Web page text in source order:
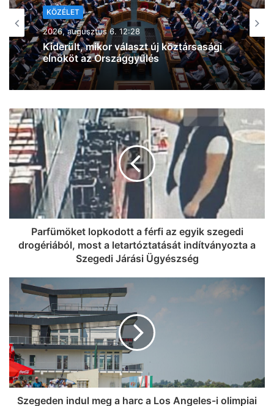
2026, augusztus 6. 09:54
Átfogó energiafejlesztési tervet
fogadott el a kormány: szélenergetikai
és geotermikus beruházásokat
indítanak el, és bővítik az energiatároló
kapacitásokat
Parfümöket lopkodott a férfi az egyik szegedi
drogériából, most a letartóztatását indítványozta a
Szegedi Járási Ügyészség
Szegeden indul meg a harc a Los Angeles-i olimpiai